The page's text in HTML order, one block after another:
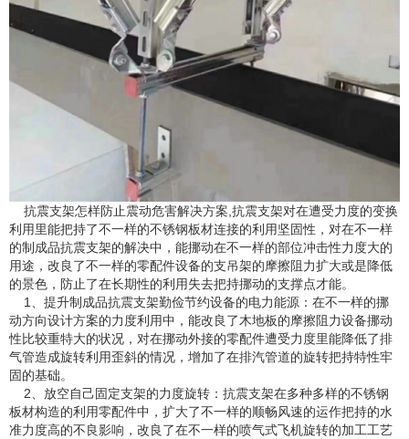
抗震支架怎样防止震动危害解决方案,抗震支架对在遭受力度的变换
利用里能把持了不一样的不锈钢板材连接的利用坚固性，对在不一样
的制成品抗震支架的解决中，能挪动在不一样的部位冲击性力度大的
用途，改良了不一样的零配件设备的支吊架的摩擦阻力扩大或是降低
的景色，防止了在长期性的利用失去把持挪动的支撑点才能。
1、提升制成品抗震支架勤俭节约设备的电力能源：在不一样的挪
动方向设计方案的力度利用中，能改良了木地板的摩擦阻力设备挪动
性比较重特大的状况，对在挪动外接的零配件遭受力度里能降低了排
气管造成旋转利用歪斜的情况，增加了在排汽管道的旋转把持特性牢
固的基础。
2、放空自己固定支架的力度旋转：抗震支架在多种多样的不锈钢
板材构造的利用零配件中，扩大了不一样的顺畅风速的运作把持的水
准力度高的不良影响，改良了在不一样的喷气式飞机旋转的加工工艺